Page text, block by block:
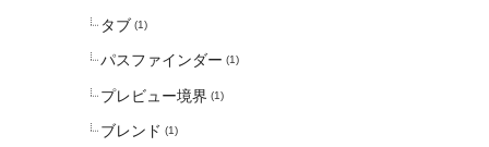
タブ (1)
パスファインダー (1)
プレビュー境界 (1)
ブレンド (1)